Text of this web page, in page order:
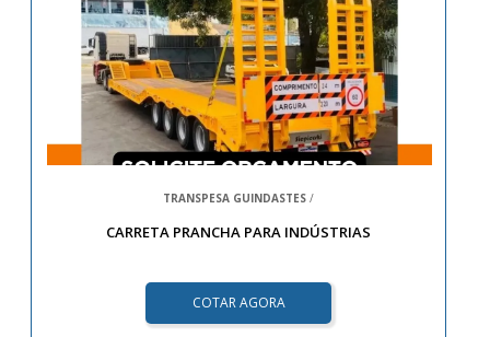
TRANSPESA GUINDASTES /
CARRETA PRANCHA PARA INDÚSTRIAS
COTAR AGORA